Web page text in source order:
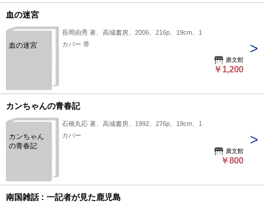
血の迷宮
血の迷宮
長岡由秀 著、高城書房、2006、216p、19cm、1
カバー 帯
廣文館
￥1,200
カンちゃんの青春記
カンちゃん
の青春記
石橋丸応 著、高城書房、1992、276p、19cm、1
カバー
廣文館
￥800
南国雑話 : 一記者が見た鹿児島